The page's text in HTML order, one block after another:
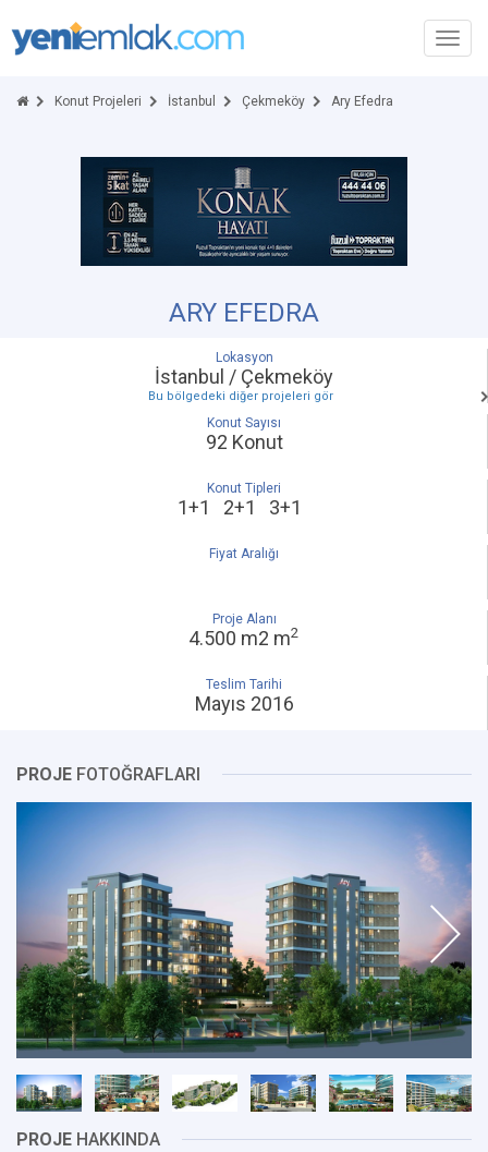
Konut Projeleri İstanbul Çekmeköy Ary Efedra
ARY EFEDRA
Lokasyon
İstanbul / Çekmeköy
Bu bölgedeki diğer projeleri gör
Konut Sayısı
92 Konut
Konut Tipleri
1+1 2+1 3+1
Fiyat Aralığı
Proje Alanı
4.500 m2 m2
Teslim Tarihi
Mayıs 2016
PROJE FOTOĞRAFLARI
PROJE HAKKINDA